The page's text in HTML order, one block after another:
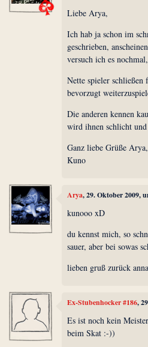
Liebe Arya,
Ich hab ja schon im
geschrieben,
versuch ich es
Nette spieler schließen
bevorzugt
Die anderen kennen
wird ihnen schlicht
Ganz liebe Grüße Arya,
Kuno
Arya, 29. Oktober 2009,
kunooo xD
du kennst mich, so
sauer, aber bei sowas
lieben gruß zurück anna
Ex-Stubenhocker #186,
Es ist noch kein
beim Skat :-))